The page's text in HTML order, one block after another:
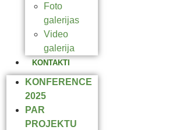
Foto
galerijas
Video
galerija
KONTAKTI
KONFERENCE
2025
PAR
PROJEKTU